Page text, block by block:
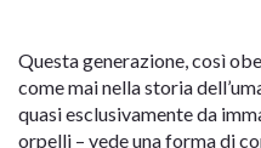
Questa generazione, così
come mai nella storia
quasi esclusivamente da
orpelli – vede una forma di